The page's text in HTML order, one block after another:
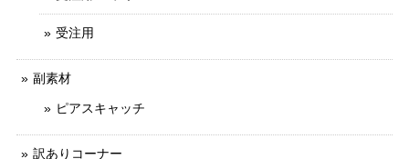
受注用
副素材
ピアスキャッチ
訳ありコーナー